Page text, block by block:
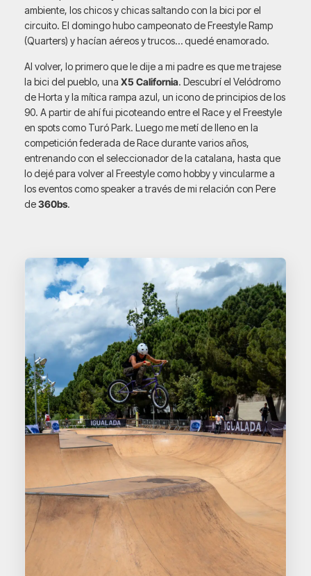
ambiente, los chicos y chicas saltando con la bici por el
circuito. El domingo hubo campeonato de Freestyle Ramp
(Quarters) y hacían aéreos y trucos… quedé enamorado.
Al volver, lo primero que le dije a mi padre es que me trajese
la bici del pueblo, una X5 California. Descubrí el Velódromo
de Horta y la mítica rampa azul, un icono de principios de los
90. A partir de ahí fui picoteando entre el Race y el Freestyle
en spots como Turó Park. Luego me metí de lleno en la
competición federada de Race durante varios años,
entrenando con el seleccionador de la catalana, hasta que
lo dejé para volver al Freestyle como hobby y vincularme a
los eventos como speaker a través de mi relación con Pere
de360bs.